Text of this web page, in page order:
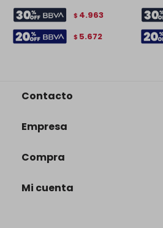
$ 4.963
$ 5.672
Contacto
Empresa
Compra
Mi cuenta